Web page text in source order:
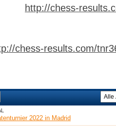
http://chess-
chess-results.com/
2022 in Madrid